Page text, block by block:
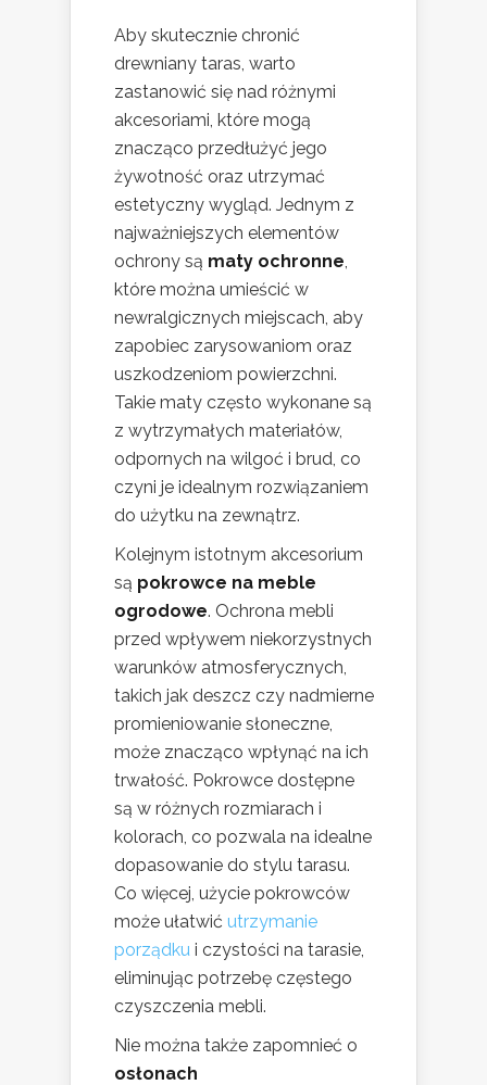
Aby skutecznie chronić
drewniany taras, warto
zastanowić się nad różnymi
akcesoriami, które mogą
znacząco przedłużyć jego
żywotność oraz utrzymać
estetyczny wygląd. Jednym z
najważniejszych elementów
ochrony są maty ochronne,
które można umieścić w
newralgicznych miejscach, aby
zapobiec zarysowaniom oraz
uszkodzeniom powierzchni.
Takie maty często wykonane są
z wytrzymałych materiałów,
odpornych na wilgoć i brud, co
czyni je idealnym rozwiązaniem
do użytku na zewnątrz.
Kolejnym istotnym akcesorium
są pokrowce na meble
ogrodowe. Ochrona mebli
przed wpływem niekorzystnych
warunków atmosferycznych,
takich jak deszcz czy nadmierne
promieniowanie słoneczne,
może znacząco wpłynąć na ich
trwałość. Pokrowce dostępne
są w różnych rozmiarach i
kolorach, co pozwala na idealne
dopasowanie do stylu tarasu.
Co więcej, użycie pokrowców
może ułatwić utrzymanie
porządku i czystości na tarasie,
eliminując potrzebę częstego
czyszczenia mebli.
Nie można także zapomnieć o
osłonach